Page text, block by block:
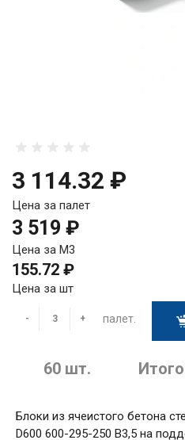
3 114.32 ₽
Цена за палет
3 519 ₽
Цена за М3
155.72 ₽
Цена за шт
- + палет.
60 шт.
Блоки из ячеистого бетона
D600 600-295-250 В3,5 на